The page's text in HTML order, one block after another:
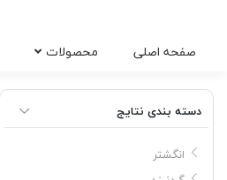
جواهرات
صفحه اصلی محصولات
نگین کوارتز دودی
دسته بندی نتایج
انگشتر